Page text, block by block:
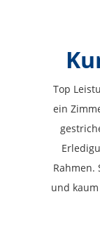
Top
ein
und